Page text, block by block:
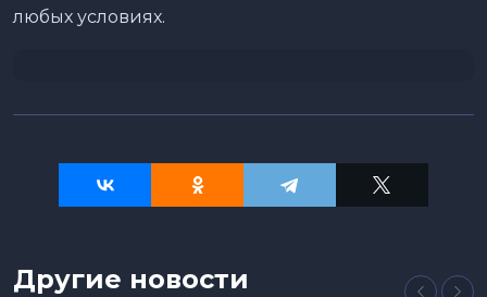
любых условиях.
Другие новости